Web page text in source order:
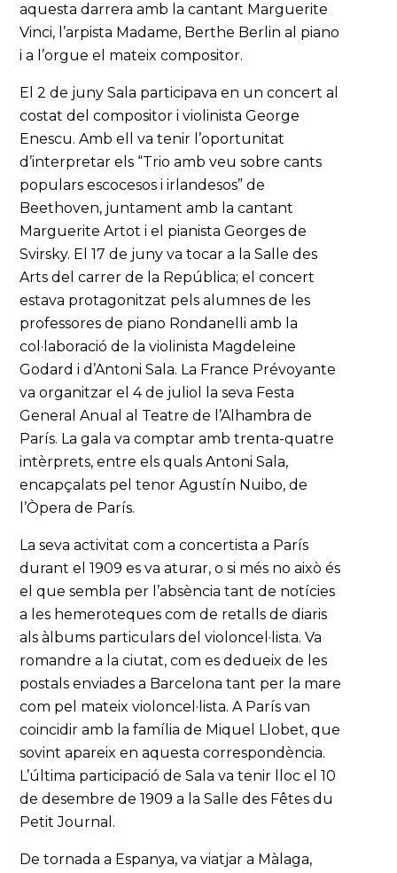
aquesta darrera amb la cantant Marguerite
Vinci, l’arpista Madame, Berthe Berlin al piano
i a l’orgue el mateix compositor.
El 2 de juny Sala participava en un concert al
costat del compositor i violinista George
Enescu. Amb ell va tenir l’oportunitat
d’interpretar els “Trio amb veu sobre cants
populars escocesos i irlandesos” de
Beethoven, juntament amb la cantant
Marguerite Artot i el pianista Georges de
Svirsky. El 17 de juny va tocar a la Salle des
Arts del carrer de la República; el concert
estava protagonitzat pels alumnes de les
professores de piano Rondanelli amb la
col·laboració de la violinista Magdeleine
Godard i d’Antoni Sala. La France Prévoyante
va organitzar el 4 de juliol la seva Festa
General Anual al Teatre de l’Alhambra de
París. La gala va comptar amb trenta-quatre
intèrprets, entre els quals Antoni Sala,
encapçalats pel tenor Agustín Nuibo, de
l’Òpera de París.
La seva activitat com a concertista a París
durant el 1909 es va aturar, o si més no això és
el que sembla per l’absència tant de notícies
a les hemeroteques com de retalls de diaris
als àlbums particulars del violoncel·lista. Va
romandre a la ciutat, com es dedueix de les
postals enviades a Barcelona tant per la mare
com pel mateix violoncel·lista. A París van
coincidir amb la família de Miquel Llobet, que
sovint apareix en aquesta correspondència.
L’última participació de Sala va tenir lloc el 10
de desembre de 1909 a la Salle des Fêtes du
Petit Journal.
De tornada a Espanya, va viatjar a Màlaga,